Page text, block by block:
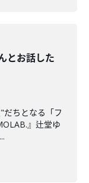
お話した
ちとなる「フ
』辻堂ゆ